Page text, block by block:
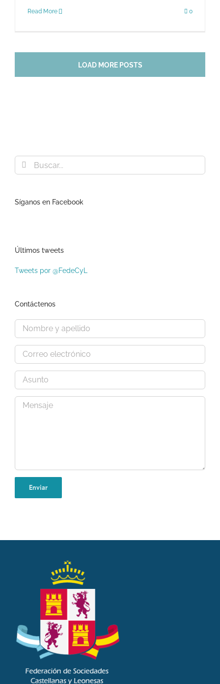
Read More 0
LOAD MORE POSTS
Buscar:
Síganos en Facebook
Últimos tweets
Tweets por @FedeCyL
Contáctenos